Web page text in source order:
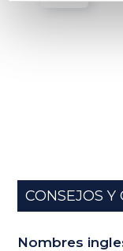
CONSEJOS Y
Nombres